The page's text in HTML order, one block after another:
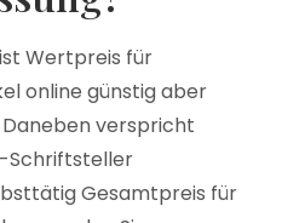
Wertpreis für
online günstig aber
verspricht
Schriftsteller
Gesamtpreis für